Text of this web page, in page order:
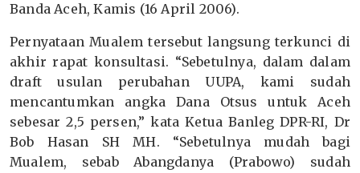
Banda Aceh, Kamis (16 April 2006).
Pernyataan Mualem tersebut langsung terkunci di
akhir rapat konsultasi. “Sebetulnya, dalam dalam
draft usulan perubahan UUPA, kami sudah
mencantumkan angka Dana Otsus untuk Aceh
sebesar 2,5 persen,” kata Ketua Banleg DPR-RI, Dr
Bob Hasan SH MH. “Sebetulnya mudah bagi
Mualem, sebab Abangdanya (Prabowo) sudah